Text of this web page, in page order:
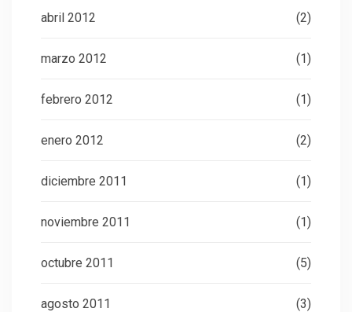
abril 2012 (2)
marzo 2012 (1)
febrero 2012 (1)
enero 2012 (2)
diciembre 2011 (1)
noviembre 2011 (1)
octubre 2011 (5)
agosto 2011 (3)